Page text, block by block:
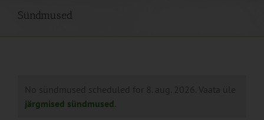
Sündmused
No sündmused scheduled for 8. aug. 2026. Vaata üle
järgmised sündmused